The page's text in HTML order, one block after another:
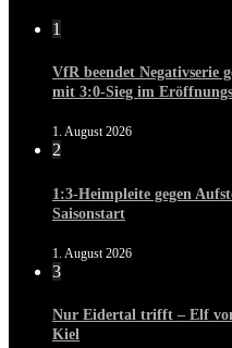
1
VfR beendet Negativserie
mit 3:0-Sieg im
1. August 2026
2
1:3-Heimpleite gegen
Saisonstart
1. August 2026
3
Nur Eidertal trifft – Elf
Kiel